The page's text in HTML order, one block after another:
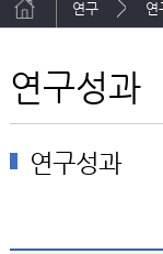
연구 연
연구성과
연구성과